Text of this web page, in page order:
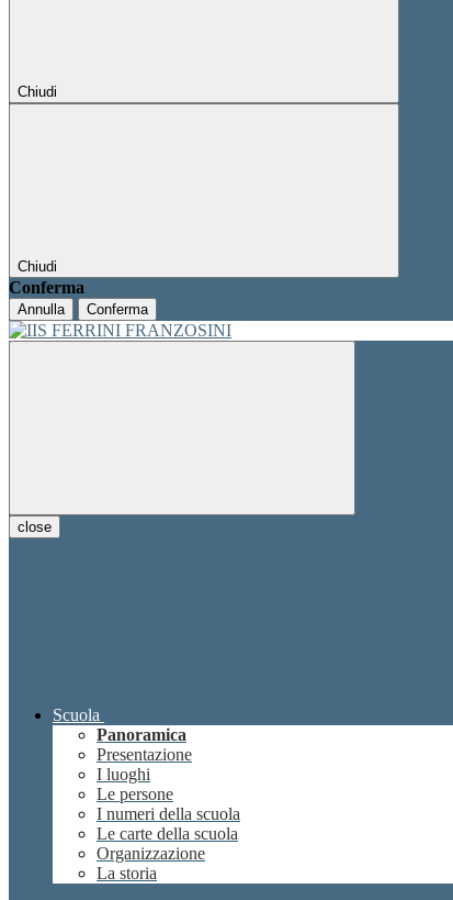
Chiudi
Chiudi
Conferma
Annulla Conferma
close
Scuola
Panoramica
Presentazione
I luoghi
Le persone
I numeri della scuola
Le carte della scuola
Organizzazione
La storia